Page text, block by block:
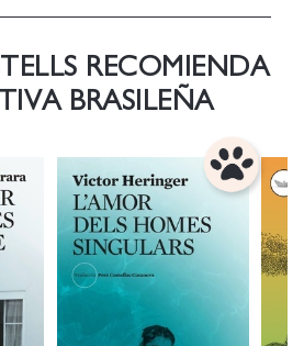
RECOMIENDA
BRASILEÑA